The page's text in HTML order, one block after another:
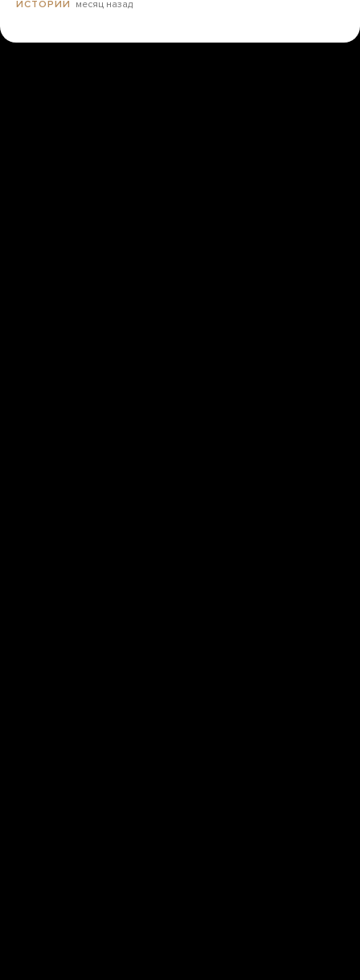
ИСТОРИИ месяц назад